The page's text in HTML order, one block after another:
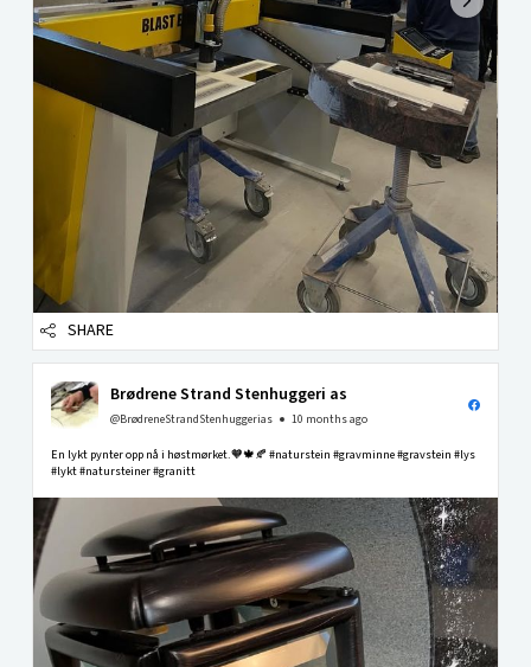
SHARE
Brødrene Strand Stenhuggeri as
@BrødreneStrandStenhuggerias 10 months ago
En lykt pynter opp nå i høstmørket.🧡🍁🍂 #naturstein #gravminne #gravstein #lys
#lykt #natursteiner #granitt